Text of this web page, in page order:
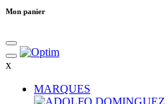
Mon panier
x
MARQUES